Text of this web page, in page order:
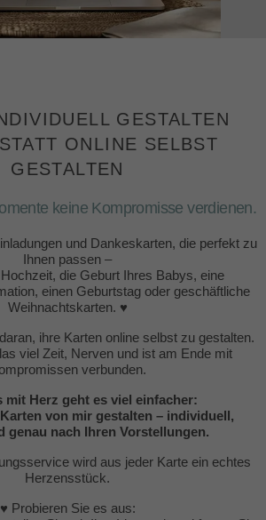
GESTALTEN
ONLINE SELBST
GESTALTEN
keine Kompromisse verdienen.
und Dankeskarten, die perfekt zu
Ihnen passen –
die Geburt Ihres Babys, eine
einen Geburtstag oder geschäftliche
Weihnachtskarten. ♥
ihre Karten online selbst zu gestalten.
viel Zeit, Nerven und ist am Ende mit
verbunden.
mit Herz geht es viel einfacher:
von mir gestalten – individuell,
genau nach Ihren Vorstellungen.
wird aus jeder Karte ein echtes
Herzensstück.
♥ Probieren Sie es aus: